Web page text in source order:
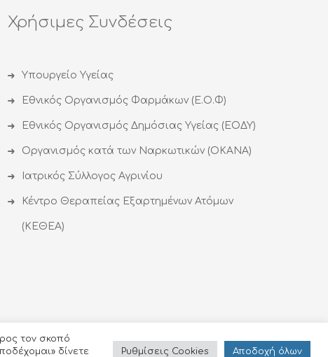
Χρήσιμες Συνδέσεις
Υπουργείο Υγείας
Εθνικός Οργανισμός Φαρμάκων (Ε.Ο.Φ)
Εθνικός Οργανισμός Δημόσιας Υγείας (ΕΟΔΥ)
Οργανισμός κατά των Ναρκωτικών (ΟΚΑΝΑ)
Ιατρικός Σύλλογος Αγρινίου
Κέντρο Θεραπείας Εξαρτημένων Ατόμων
(ΚΕΘΕΑ)
τον σκοπό
δίνετε
Ρυθμίσεις Cookies Αποδoχή όλων